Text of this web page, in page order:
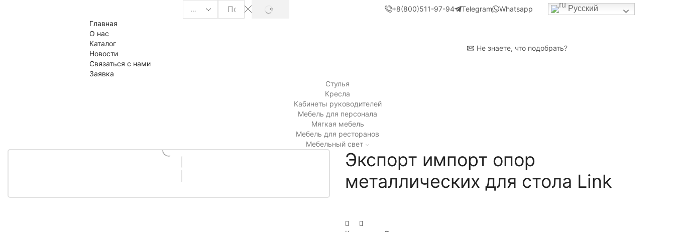
Search
SEARCH +8(800)511-97-94 Telegram Whatsapp
Русский
Главная
О нас
Каталог
Новости
Связаться с нами
Заявка
Не знаете, что подобрать?
Стулья
Кресла
Кабинеты руководителей
Мебель для персонала
Мягкая мебель
Мебель для ресторанов
Мебельный свет
Экспорт импорт опор
металлических для стола Link